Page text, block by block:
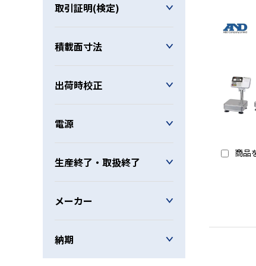
取引証明(検定)
積載面寸法
出荷時校正
電源
生産終了・取扱終了
メーカー
納期
商品